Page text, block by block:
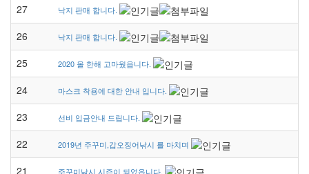
27 낙지 판매 합니다.
26 낙지 판매 합니다.
25 2020 올 한해 고마웠읍니다.
24 마스크 착용에 대한 안내 입니다.
23 선비 입금안내 드립니다.
22 2019년 주꾸미,갑오징어낚시 를 마치며
21 주꾸미낚시 시즌이 되었읍니다.